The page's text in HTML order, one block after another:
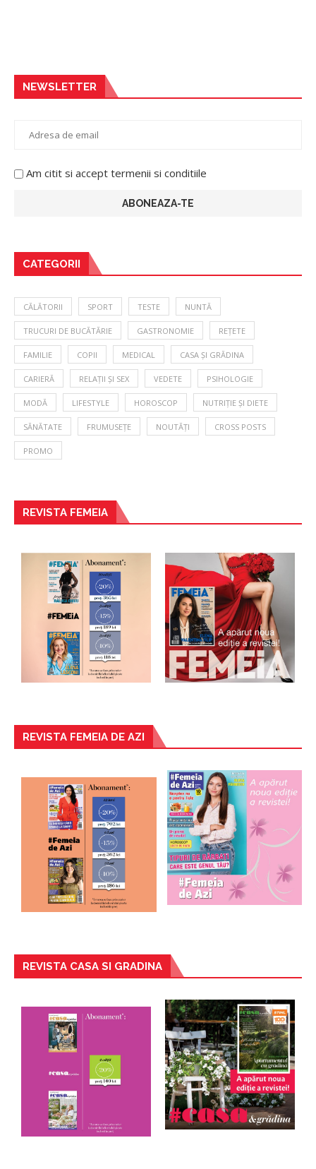
NEWSLETTER
Am citit si accept termenii si conditiile
CATEGORII
CĂLĂTORII SPORT TESTE NUNTĂ
TRUCURI DE BUCĂTĂRIE GASTRONOMIE REȚETE
FAMILIE COPII MEDICAL CASA ȘI GRĂDINA
CARIERĂ RELAȚII ȘI SEX VEDETE PSIHOLOGIE
MODĂ LIFESTYLE HOROSCOP NUTRIȚIE ȘI DIETE
SĂNĂTATE FRUMUSEȚE NOUTĂȚI CROSS POSTS
PROMO
REVISTA FEMEIA
REVISTA FEMEIA DE AZI
REVISTA CASA SI GRADINA